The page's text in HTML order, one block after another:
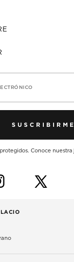
SUSCRIBIRME
Conoce nuestra